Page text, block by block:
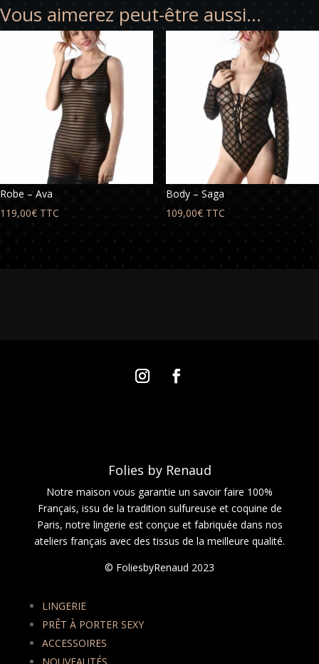
Vous aimerez peut-être aussi…
Robe – Ava
119,00€ TTC
Body – Saga
109,00€ TTC
Folies by Renaud
Notre maison vous garantie un savoir faire 100%
Français, issu de la tradition sulfureuse et coquine de
Paris, notre lingerie est conçue et fabriquée dans nos
ateliers français avec des tissus de la meilleure qualité.
© FoliesbyRenaud 2023
LINGERIE
PRÊT À PORTER SEXY
ACCESSOIRES